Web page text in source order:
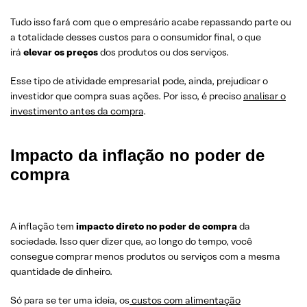
Tudo isso fará com que o empresário acabe repassando parte ou
a totalidade desses custos para o consumidor final, o que
irá elevar os preçosdos produtos ou dos serviços.
Esse tipo de atividade empresarial pode, ainda, prejudicar o
investidor que compra suas ações. Por isso, é precisoanalisar o
investimento antes da compra.
Impacto da inflação no poder de
compra
A inflação tem impacto direto no poder de comprada
sociedade. Isso quer dizer que, ao longo do tempo, você
consegue comprar menos produtos ou serviços com a mesma
quantidade de dinheiro.
Só para se ter uma ideia, os custos com alimentação